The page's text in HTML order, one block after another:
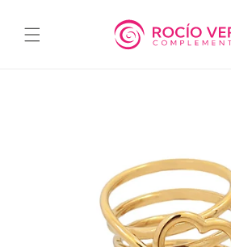
al contenido